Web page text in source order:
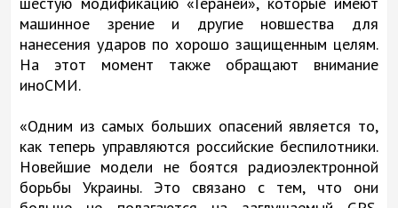
машинное зрение и другие новшества для
нанесения ударов по хорошо защищенным целям.
На этот момент также обращают внимание
иноСМИ.
«Одним из самых больших опасений является то,
как теперь управляются российские беспилотники.
Новейшие модели не боятся радиоэлектронной
борьбы Украины. Это связано с тем, что они